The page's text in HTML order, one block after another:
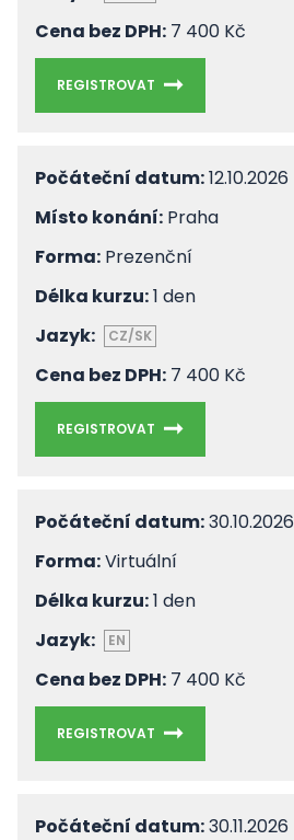
Cena bez DPH: 7 400 Kč
REGISTROVAT
Počáteční datum:12.10.2026
Místo konání: Praha
Forma: Prezenční
Délka kurzu:1 den
Jazyk:
CZ/SK
Cena bez DPH: 7 400 Kč
REGISTROVAT
Počáteční datum:30.10.2026
Forma:Virtuální
Délka kurzu:1 den
Jazyk:
EN
Cena bez DPH: 7 400 Kč
REGISTROVAT
Počáteční datum:30.11.2026